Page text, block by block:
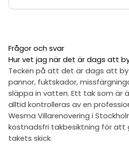
Frågor och svar
Hur vet jag när det är dags att
Tecken på att det är dags att
pannor, fuktskador,
släppa in vatten. Ett tak som är
alltid kontrolleras av en
Wesma Villarenovering i
kostnadsfri takbesiktning för att
takets skick.